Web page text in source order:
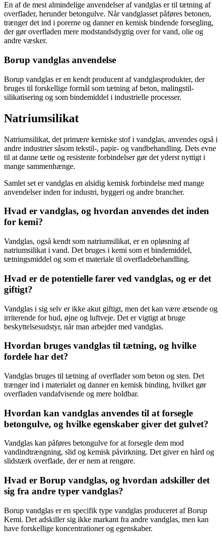
En af de mest almindelige anvendelser af vandglas er til tætning af
overflader, herunder betongulve. Når vandglasset påføres betonen,
trænger det ind i porerne og danner en kemisk bindende forsegling,
der gør overfladen mere modstandsdygtig over for vand, olie og
andre væsker.
Borup vandglas anvendelse
Borup vandglas er en kendt producent af vandglasprodukter, der
bruges til forskellige formål som tætning af beton, malingstil-
silikatisering og som bindemiddel i industrielle processer.
Natriumsilikat
Natriumsilikat, det primære kemiske stof i vandglas, anvendes også i
andre industrier såsom tekstil-, papir- og vandbehandling. Dets evne
til at danne tætte og resistente forbindelser gør det yderst nyttigt i
mange sammenhænge.
Samlet set er vandglas en alsidig kemisk forbindelse med mange
anvendelser inden for industri, byggeri og andre brancher.
Hvad er vandglas, og hvordan anvendes det inden
for kemi?
Vandglas, også kendt som natriumsilikat, er en opløsning af
natriumsilikat i vand. Det bruges i kemi som et bindemiddel,
tætningsmiddel og som et materiale til overfladebehandling.
Hvad er de potentielle farer ved vandglas, og er det
giftigt?
Vandglas i sig selv er ikke akut giftigt, men det kan være ætsende og
irriterende for hud, øjne og luftveje. Det er vigtigt at bruge
beskyttelsesudstyr, når man arbejder med vandglas.
Hvordan bruges vandglas til tætning, og hvilke
fordele har det?
Vandglas bruges til tætning af overflader som beton og sten. Det
trænger ind i materialet og danner en kemisk binding, hvilket gør
overfladen vandafvisende og mere holdbar.
Hvordan kan vandglas anvendes til at forsegle
betongulve, og hvilke egenskaber giver det gulvet?
Vandglas kan påføres betongulve for at forsegle dem mod
vandindtrængning, slid og kemisk påvirkning. Det giver en hård og
slidstærk overflade, der er nem at rengøre.
Hvad er Borup vandglas, og hvordan adskiller det
sig fra andre typer vandglas?
Borup vandglas er en specifik type vandglas produceret af Borup
Kemi. Det adskiller sig ikke markant fra andre vandglas, men kan
have forskellige koncentrationer og egenskaber.